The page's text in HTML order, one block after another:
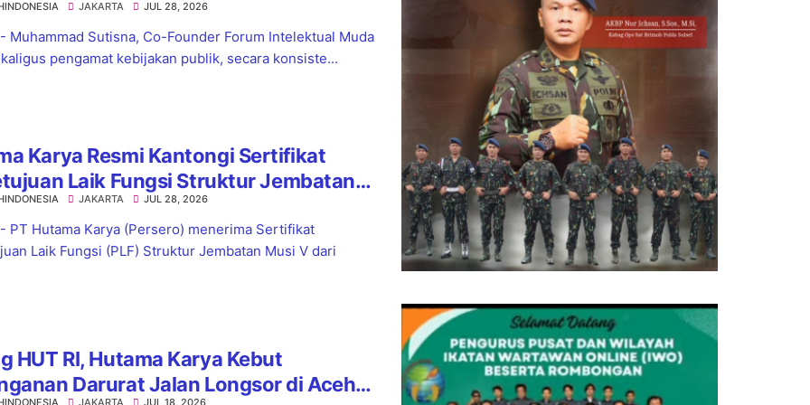
Jadi Langkah Strategis
JAKARTA JUL 28, 2026
Muhammad Sutisna, Co-Founder Forum Intelektual Muda
pengamat kebijakan publik, secara konsiste...
Karya Resmi Kantongi Sertifikat
Laik Fungsi Struktur Jembatan
Tol Palembang–Betung
JAKARTA JUL 28, 2026
PT Hutama Karya (Persero) menerima Sertifikat
Laik Fungsi (PLF) Struktur Jembatan Musi V dari
HUT RI, Hutama Karya Kebut
Darurat Jalan Longsor di Aceh
JAKARTA JUL 18, 2026